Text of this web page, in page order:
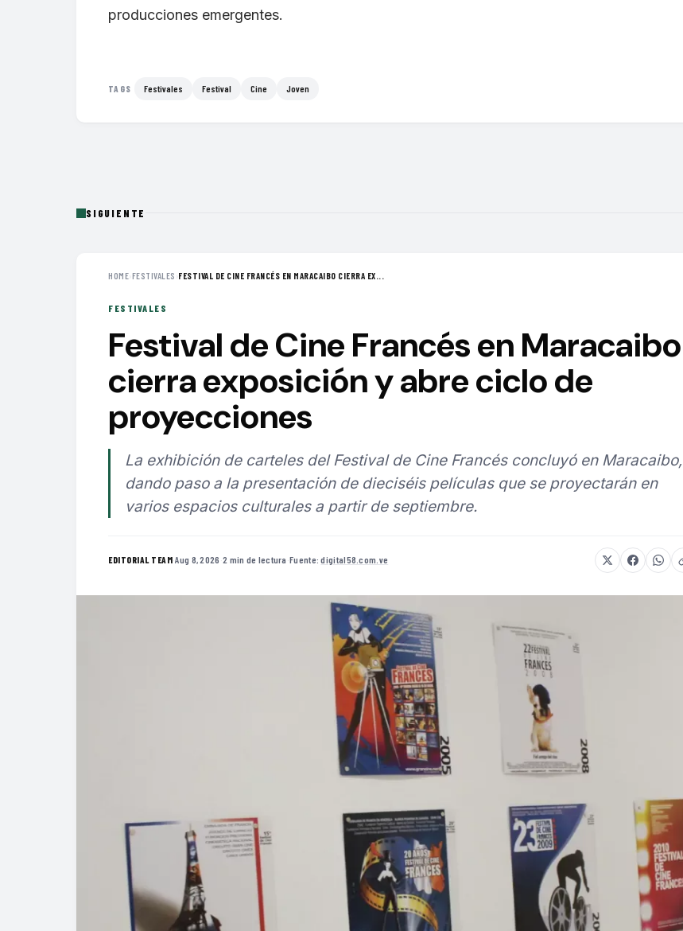
producciones emergentes.
TAGS Festivales Festival Cine Joven
SIGUIENTE
HOME›FESTIVALES ›FESTIVAL DE CINE FRANCÉS EN MARACAIBO CIERRA EX...
FESTIVALES
Festival de Cine Francés en Maracaibo
cierra exposición y abre ciclo de
proyecciones
La exhibición de carteles del Festival de Cine Francés concluyó en Maracaibo,
dando paso a la presentación de dieciséis películas que se proyectarán en
varios espacios culturales a partir de septiembre.
EDITORIAL TEAM·Aug 8, 2026 ·2 min de lectura ·Fuente:digital58.com.ve